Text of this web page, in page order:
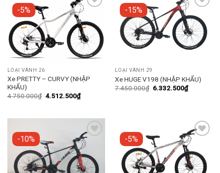
-5%
Add to
wishlist
LOẠI VÀNH 26
Xe PRETTY – CURVY (NHẬP
KHẨU)
4.750.000₫ 4.512.500₫
-15%
Add to
wishlist
LOẠI VÀNH 29
Xe HUGE V198 (NHẬP KHẨU)
7.450.000₫ 6.332.500₫
-10%
Add to
wishlist
-5%
Add to
wishlist